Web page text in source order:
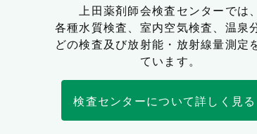
上田薬剤師会検査センターでは、
各種水質検査、室内空気検査、温泉
どの検査及び放射能・放射線量測定
ています。
検査センターについて詳しく見る